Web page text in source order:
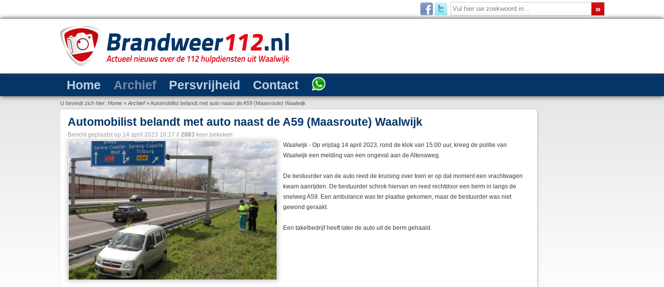
Home Archief Persvrijheid Contact
U bevindt zich hier: Home » Archief»Automobilist belandt met auto naast de A59 (Maasroute) Waalwijk
Automobilist belandt met auto naast de A59 (Maasroute) Waalwijk
Bericht geplaatst op 14 april 2023 16:17 // 2883 keer bekeken
Waalwijk - Op vrijdag 14 april 2023, rond de klok van 15:00 uur, kreeg de politie van
Waalwijk een melding van een ongeval aan de Altenaweg.
De bestuurder van de auto reed de kruising over toen er op dat moment een vrachtwagen
kwam aanrijden. De bestuurder schrok hiervan en reed rechtdoor een berm in langs de
snelweg A59. Een ambulance was ter plaatse gekomen, maar de bestuurder was niet
gewond geraakt.
Een takelbedrijf heeft later de auto uit de berm gehaald.